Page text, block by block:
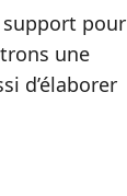
support pour
une
d’élaborer